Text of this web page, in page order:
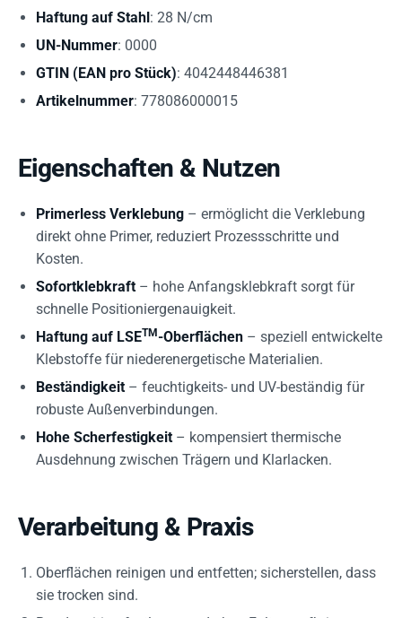
Haftung auf Stahl: 28 N/cm
UN-Nummer: 0000
GTIN (EAN pro Stück): 4042448446381
Artikelnummer: 778086000015
Eigenschaften & Nutzen
Primerless Verklebung – ermöglicht die Verklebung
direkt ohne Primer, reduziert Prozessschritte und
Kosten.
Sofortklebkraft – hohe Anfangsklebkraft sorgt für
schnelle Positioniergenauigkeit.
Haftung auf LSETM -Oberflächen – speziell entwickelte
Klebstoffe für niederenergetische Materialien.
Beständigkeit – feuchtigkeits- und UV-beständig für
robuste Außenverbindungen.
Hohe Scherfestigkeit – kompensiert thermische
Ausdehnung zwischen Trägern und Klarlacken.
Verarbeitung & Praxis
Oberflächen reinigen und entfetten; sicherstellen, dass
sie trocken sind.